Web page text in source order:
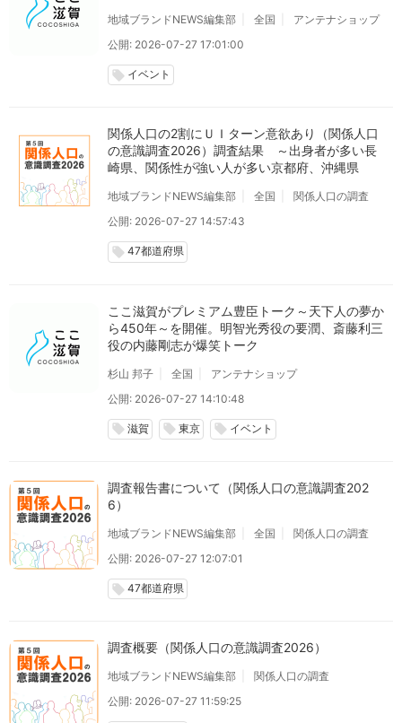
地域ブランドNEWS編集部 全国
アンテナショップ
公開: 2026-07-27 17:01:00
local_offer イベント
関係人口の2割にＵＩターン意欲あり（関係人口
の意識調査2026）調査結果 ～出身者が多い長
崎県、関係性が強い人が多い京都府、沖縄県
地域ブランドNEWS編集部 全国
関係人口の調査
公開: 2026-07-27 14:57:43
local_offer 47都道府県
ここ滋賀がプレミアム豊臣トーク～天下人の夢か
ら450年～を開催。明智光秀役の要潤、斎藤利三
役の内藤剛志が爆笑トーク
杉山 邦子 全国
アンテナショップ
公開: 2026-07-27 14:10:48
local_offer 滋賀 local_offer 東京 local_offer イベント
調査報告書について（関係人口の意識調査202
6）
地域ブランドNEWS編集部 全国
関係人口の調査
公開: 2026-07-27 12:07:01
local_offer 47都道府県
調査概要（関係人口の意識調査2026）
地域ブランドNEWS編集部
関係人口の調査
公開: 2026-07-27 11:59:25